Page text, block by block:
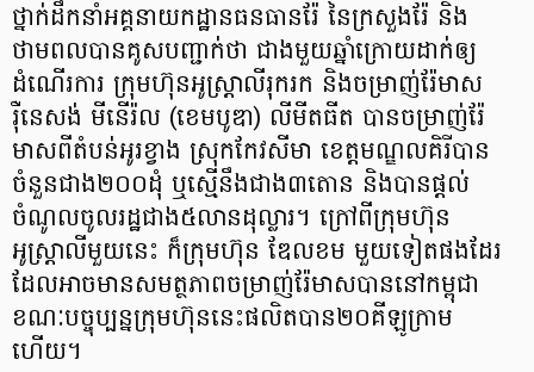
ថ្នាក់ដឹកនាំអគ្គនាយកដ្ឋានធនធានរ៉ែ នៃក្រសួងរ៉ែ និង
ថាមពលបានគូសបញ្ជាក់ថា ជាងមួយឆ្នាំក្រោយដាក់ឲ្យ
ដំណើរការ ក្រុមហ៊ុនអូស្ត្រាលីរុករក និងចម្រាញ់រ៉ែមាស
រ៉ឺនេសង់ មីនើរ៉ល (ខេមបូឌា) លីមីតធីត បានចម្រាញ់រ៉ែ
មាសពីតំបន់អូរខ្វាង ស្រុកកែវសីមា ខេត្តមណ្ឌលគិរីបាន
ចំនួនជាង២០០ដុំ ឬស្មើនឹងជាង៣តោន និងបានផ្តល់
ចំណូលចូលរដ្ឋជាង៥លានដុល្លារ។ ក្រៅពីក្រុមហ៊ុន
អូស្ត្រាលីមួយនេះ ក៏ក្រុមហ៊ុន ឌែលខម មួយទៀតផងដែរ
ដែលអាចមានសមត្ថភាពចម្រាញ់រ៉ែមាសបាននៅកម្ពុជា
ខណៈបច្ចុប្បន្នក្រុមហ៊ុននេះផលិតបាន២០គីឡូក្រាម
ហើយ។